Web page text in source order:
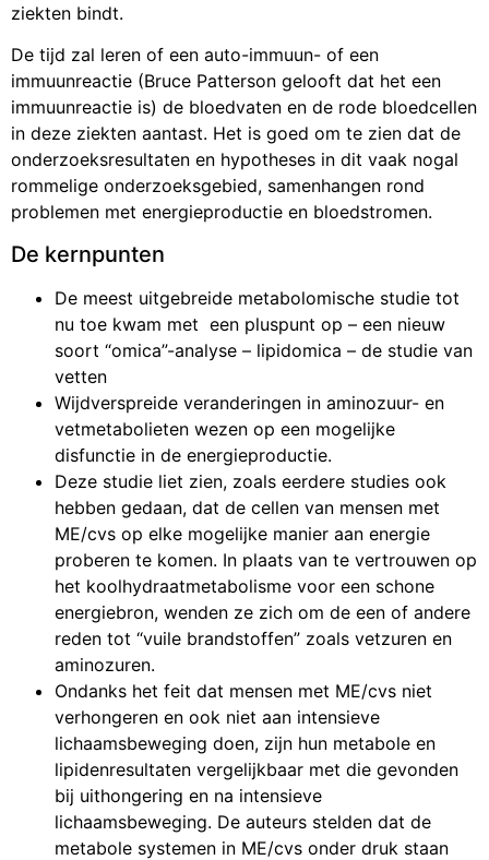
ziekten bindt.
De tijd zal leren of een auto-immuun- of een
immuunreactie (Bruce Patterson gelooft dat het een
immuunreactie is) de bloedvaten en de rode bloedcellen
in deze ziekten aantast. Het is goed om te zien dat de
onderzoeksresultaten en hypotheses in dit vaak nogal
rommelige onderzoeksgebied, samenhangen rond
problemen met energieproductie en bloedstromen.
De kernpunten
De meest uitgebreide metabolomische studie tot
nu toe kwam met een pluspunt op – een nieuw
soort “omica”-analyse – lipidomica – de studie van
vetten
Wijdverspreide veranderingen in aminozuur- en
vetmetabolieten wezen op een mogelijke
disfunctie in de energieproductie.
Deze studie liet zien, zoals eerdere studies ook
hebben gedaan, dat de cellen van mensen met
ME/cvs op elke mogelijke manier aan energie
proberen te komen. In plaats van te vertrouwen op
het koolhydraatmetabolisme voor een schone
energiebron, wenden ze zich om de een of andere
reden tot “vuile brandstoffen” zoals vetzuren en
aminozuren.
Ondanks het feit dat mensen met ME/cvs niet
verhongeren en ook niet aan intensieve
lichaamsbeweging doen, zijn hun metabole en
lipidenresultaten vergelijkbaar met die gevonden
bij uithongering en na intensieve
lichaamsbeweging. De auteurs stelden dat de
metabole systemen in ME/cvs onder druk staan